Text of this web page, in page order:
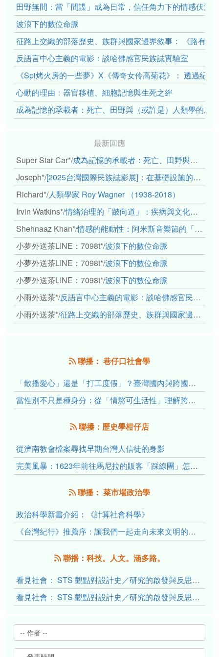
田野無間：當「間諜」成為日常，信任角力下的情感伏流
波浪下的數位命脈
征路上交織的部落歷史、族群與國家邊界敘事： 《路有
反語言中心主義的電影：談哈佛感官民族誌實驗室
《Spi烤火房的一些夢》X《傳奇女伶高菊花》： 透過紀
心動的理由：器官移植、細胞記憶與生死之絆
成為記憶的承載者：死亡、田野與（或許是）人類學的成
最新回應
Super Star Car*/成為記憶的承載者：死亡、田野與（或許是）人類學的成年禮
Joseph*/[2025台灣國際民族誌影展]：在基礎設施的邊緣，聆聽人的呼吸
Richard*/人類學家 Roy Wagner （1938-2018）
Irvin Watkins*/情緒治理的「跛向道」：疾病與文化象徵的轉變舉例
Shehnaaz Khan*/情感的能動性：阿米斯音樂節的「對話觀察」
小夢外送茶LINE：7098t*/波浪下的數位命脈
小夢外送茶LINE：7098t*/波浪下的數位命脈
小夢外送茶LINE：7098t*/波浪下的數位命脈
小雨外送茶*/反語言中心主義的電影：談哈佛感官民族誌實驗室
小雨外送茶*/征路上交織的部落歷史、族群與國家邊界敘事： 《路有多長》、《高砂的翅膀》、《檔案／李光輝》
聯播： 巷仔口社會學
「散播愛心」還是「打工度假」？臺灣國內與跨國捐卵的利他修辭、金錢動機與身體代價
當性別不只是種身分：從「情慾可生活性」理解跨性別者的身體、慾望與認同探索
聯播：歷史學柑仔店
從濟南教會檔案尋找早期台灣人信徒的身影
完美風暴：1623年前往馬尼拉的販客「踩線團」怎麼會困死於澎湖?
聯播： 菜市場政治學
政治科學新書介紹：《計算社會科學》
《台灣紀行》推薦序：讓我們一起走向未來文明的備忘錄
聯播：科技。人文。涵多路。
看見社會： STS 觀點對設計史／研究的啟發與反思（下）
看見社會： STS 觀點對設計史／研究的啟發與反思（上）